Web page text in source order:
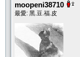
moopeni38710
最愛: 黑.豆.福.皮